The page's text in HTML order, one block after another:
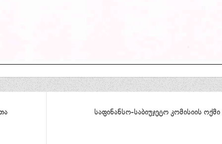
საფინანსო-საბიუჯეტო კომისიის